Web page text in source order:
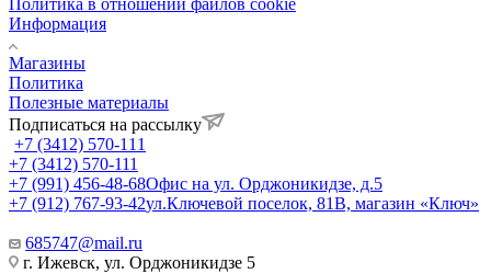
Информация
Магазины
Политика
Полезные материалы
Подписаться на рассылку
+7 (3412) 570-111
+7 (3412) 570-111
+7 (991) 456-48-68Офис на ул. Орджоникидзе, д.5
+7 (912) 767-93-42ул.Ключевой поселок, 81В, магазин «Ключ»
685747@mail.ru
г. Ижевск, ул. Орджоникидзе 5